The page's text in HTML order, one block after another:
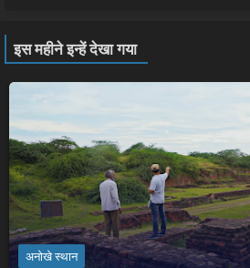
इस महीने इन्हें देखा गया
अनोखे स्थान